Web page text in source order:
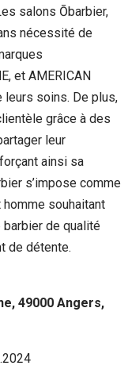
salons Ōbarbier,
nécessité de
et AMERICAN
leurs soins. De plus,
grâce à des
leur
ainsi sa
s’impose comme
souhaitant
de qualité
de détente.
49000 Angers,